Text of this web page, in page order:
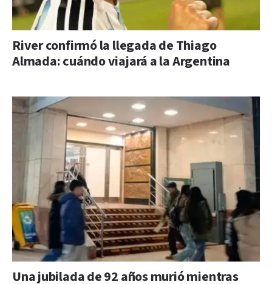
River confirmó la llegada de Thiago
Almada: cuándo viajará a la Argentina
Una jubilada de 92 años murió mientras